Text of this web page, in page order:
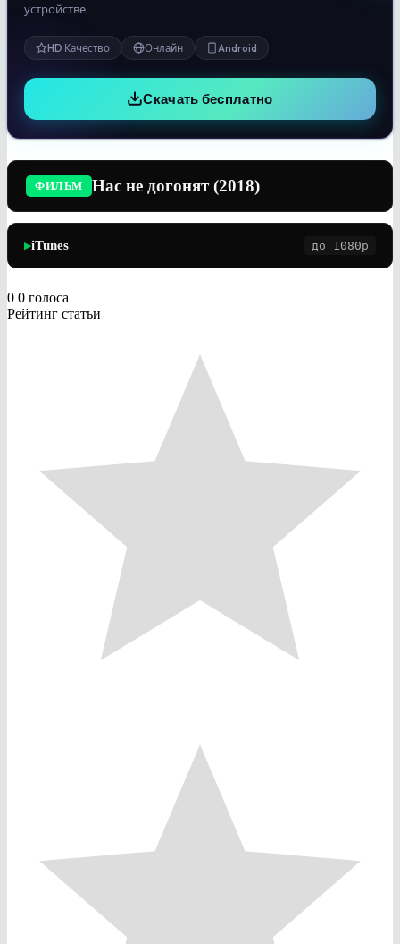
устройстве.
HD Качество Онлайн Android
Скачать бесплатно
ФИЛЬМ Нас не догонят (2018)
▶iTunes до 1080p
0 0 голоса
Рейтинг статьи